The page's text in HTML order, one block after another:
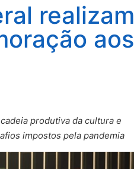
realizam
aos
produtiva da cultura e
impostos pela pandemia